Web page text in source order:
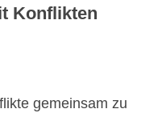
Konflikten
gemeinsam zu